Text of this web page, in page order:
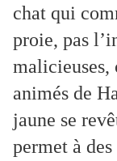
chat qui
proie, pas
malicieuses,
animés de
jaune se
permet à des